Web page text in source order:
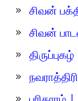
சிவன்
சிவன்